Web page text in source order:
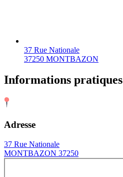
37 Rue Nationale
37250 MONTBAZON
Informations pratiques
Adresse
37 Rue Nationale
MONTBAZON 37250